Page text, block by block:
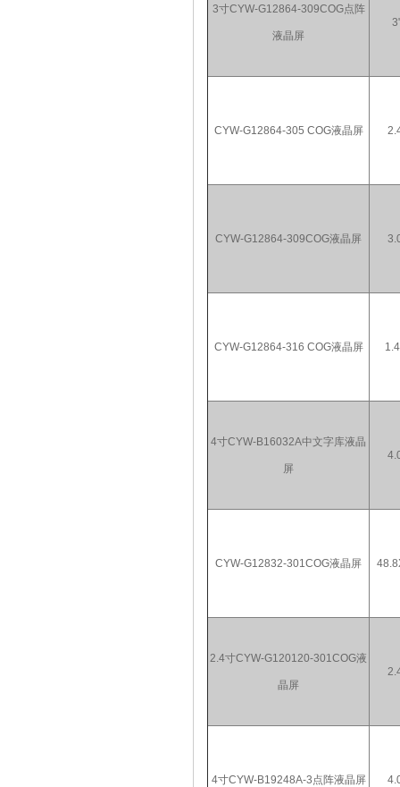
3寸CYW-G12864-309COG点阵
液晶屏
CYW-G12864-305 COG液晶屏
CYW-G12864-309COG液晶屏
CYW-G12864-316 COG液晶屏
4寸CYW-B16032A中文字库液晶
屏
CYW-G12832-301COG液晶屏
2.4寸CYW-G120120-301COG液
晶屏
4寸CYW-B19248A-3点阵液晶屏